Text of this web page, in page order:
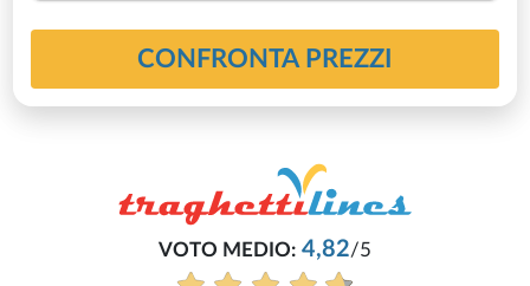
CONFRONTA PREZZI
VOTO MEDIO: 4,82/5